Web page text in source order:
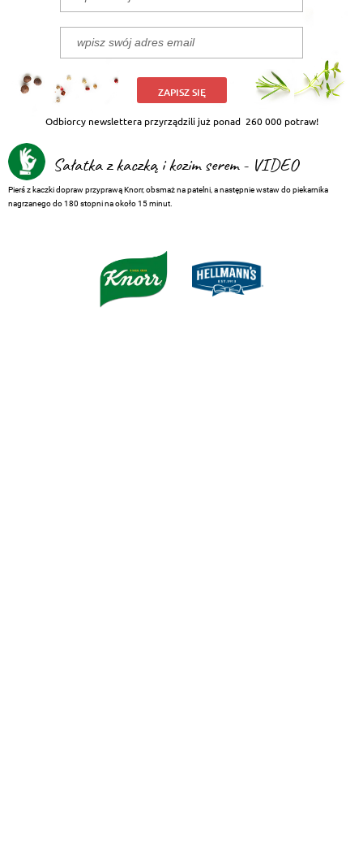
ZAPISZ SIĘ
Odbiorcy newslettera przyrządzili już ponad 260 000 potraw!
Sałatka z kaczką i kozim serem - VIDEO
Pierś z kaczki dopraw przyprawą Knorr, obsmaż na patelni, a następnie wstaw do piekarnika
nagrzanego do 180 stopni na około 15 minut.